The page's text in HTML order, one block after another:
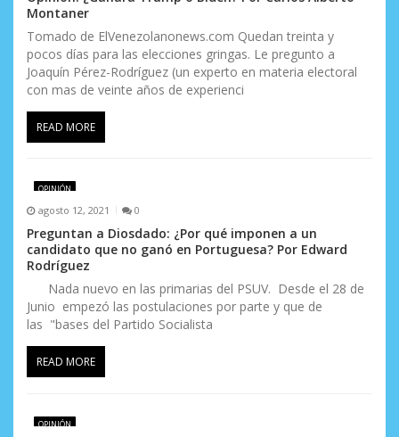
Montaner
Tomado de ElVenezolanonews.com Quedan treinta y
pocos días para las elecciones gringas. Le pregunto a
Joaquín Pérez-Rodríguez (un experto en materia electoral
con mas de veinte años de experienci
READ MORE
OPINIÓN
agosto 12, 2021 0
Preguntan a Diosdado: ¿Por qué imponen a un
candidato que no ganó en Portuguesa? Por Edward
Rodríguez
Nada nuevo en las primarias del PSUV. Desde el 28 de
Junio empezó las postulaciones por parte y que de
las "bases del Partido Socialista
READ MORE
OPINIÓN